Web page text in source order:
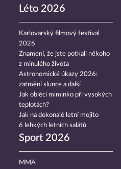
Léto 2026
Karlovarský filmový festival
2026
Znamení, že jste potkali někoho
z minulého života
Astronomické úkazy 2026:
zatmění slunce a další
Jak obléci miminko při vysokých
teplotách?
Jak na dokonalé letní mojito
6 lehkých letních salátů
Sport 2026
MMA